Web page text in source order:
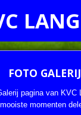
FOTO GALERIJ
pagina van KVC
mooiste momenten